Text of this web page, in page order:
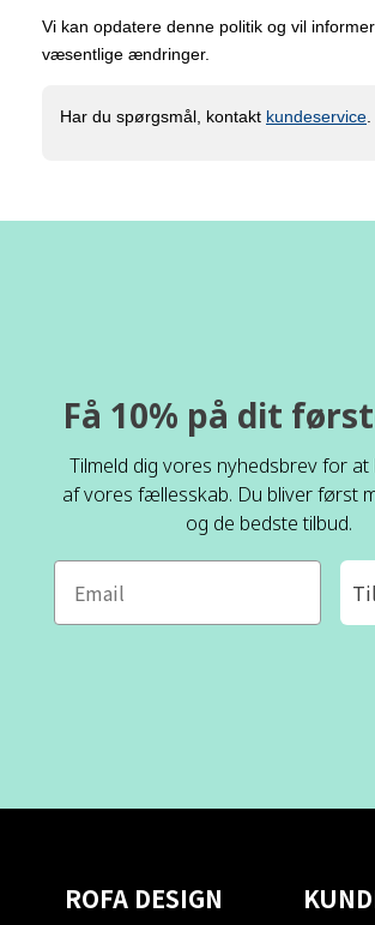
Vi kan opdatere denne politik og vil
væsentlige ændringer.
Har du spørgsmål, kontakt kundeservice.
Få 10% på dit
Tilmeld dig vores nyhedsbrev for at
af vores fællesskab. Du bliver først
og de bedste tilbud.
ROFA DESIGN